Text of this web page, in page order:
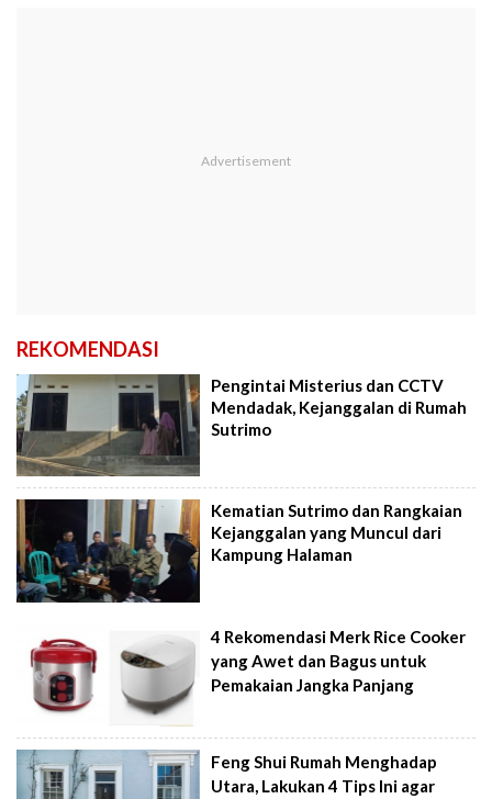
REKOMENDASI
Pengintai Misterius dan CCTV
Mendadak, Kejanggalan di Rumah
Sutrimo
Kematian Sutrimo dan Rangkaian
Kejanggalan yang Muncul dari
Kampung Halaman
4 Rekomendasi Merk Rice Cooker
yang Awet dan Bagus untuk
Pemakaian Jangka Panjang
Feng Shui Rumah Menghadap
Utara, Lakukan 4 Tips Ini agar